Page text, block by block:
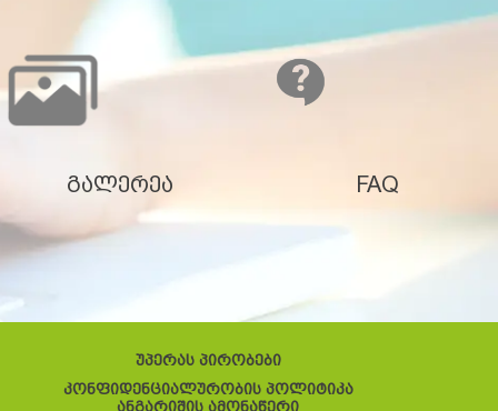
გალერეა FAQ
უპერას პირობები
კონფიდენციალურობის პოლიტიკა
ანგარიშის ამონაწერი